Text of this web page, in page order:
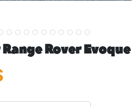
Rover Evoque